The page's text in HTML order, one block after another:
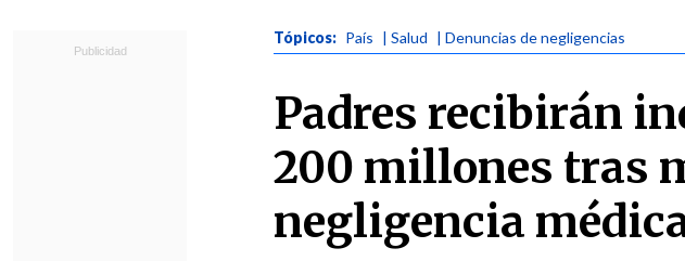
Tópicos: País | Salud | Denuncias de negligencias
Padres recibirán
200 millones tras
negligencia